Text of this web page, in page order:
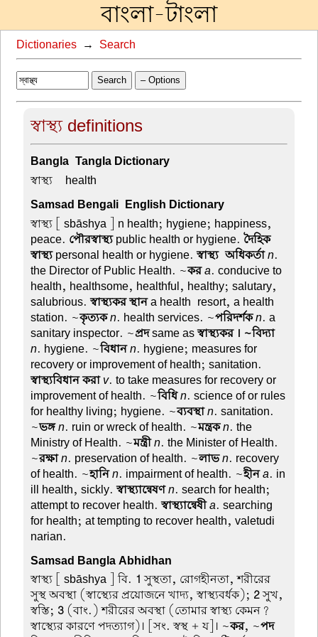
বাংলা-টাংলা
Dictionaries → Search
Search – Options
স্বাস্থ্য definitions
Bangla-Tangla Dictionary
স্বাস্থ্য – health
Samsad Bengali-English Dictionary
স্বাস্থ্য [ sbāshya ] n health; hygiene; happiness,
peace. পৌরস্বাস্থ্যpublic health or hygiene.দৈহিক
স্বাস্থ্যpersonal health or hygiene.স্বাস্থ্য-অধিকর্তাn.
the Director of Public Health. ~করa. conducive to
health, healthsome, healthful, healthy; salutary,
salubrious.স্বাস্থ্যকর স্থানa health-resort, a health
station. ~কৃত্যকn. health services. ~পরিদর্শকn. a
sanitary inspector. ~প্রদsame asস্বাস্থ্যকর । ~বিদ্যা
n. hygiene. ~বিধানn. hygiene; measures for
recovery or improvement of health; sanitation.
স্বাস্থ্যবিধান করা v. to take measures for recovery or
improvement of health. ~বিধিn. science of or rules
for healthy living; hygiene. ~ব্যবস্থাn. sanitation.
~ভঙ্গn. ruin or wreck of health. ~মন্ত্রকn. the
Ministry of Health. ~মন্ত্রীn. the Minister of Health.
~রক্ষাn. preservation of health. ~লাভn. recovery
of health. ~হানিn. impairment of health. ~হীনa. in
ill health, sickly.স্বাস্থ্যান্বেষণn. search for health;
attempt to recover health.স্বাস্থ্যান্বেষীa. searching
for health; at tempting to recover health, valetudi
narian.
Samsad Bangla Abhidhan
স্বাস্থ্য [ sbāshya ] বি. 1 সুস্থতা, রোগহীনতা, শরীরের
সুস্থ অবস্থা (স্বাস্থ্যের প্রয়োজনে খাদ্য, স্বাস্থ্যবর্ধক); 2সুখ,
স্বস্তি; 3 (বাং.) শরীরের অবস্থা (তোমার স্বাস্থ্য কেমন?
স্বাস্থ্যের কারণে পদত্যাগ)। [সং. স্বস্থ + য]। ~কর, ~পদ